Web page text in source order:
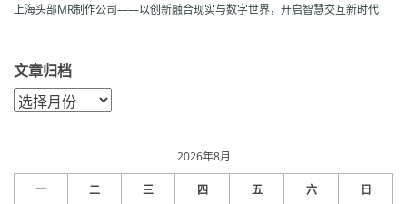
上海头部MR制作公司——以创新融合现实与数字世界，开启智慧交互新时代
文章归档
文
章
2026年8月
一 二 三 四 五 六 日